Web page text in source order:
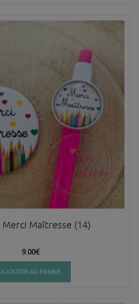
Merci Maîtresse (14)
9.00€
AJOUTER AU PANIER